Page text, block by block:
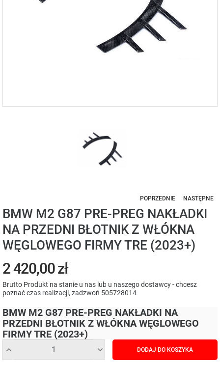
POPRZEDNIE NASTĘPNE
BMW M2 G87 PRE-PREG NAKŁADKI
NA PRZEDNI BŁOTNIK Z WŁÓKNA
WĘGLOWEGO FIRMY TRE (2023+)
2 420,00 zł
Brutto Produkt na stanie u nas lub u naszego dostawcy - chcesz
poznać czas realizacji, zadzwoń 505728014
BMW M2 G87 PRE-PREG NAKŁADKI NA
PRZEDNI BŁOTNIK Z WŁÓKNA WĘGLOWEGO
FIRMY TRE (2023+)
DODAJ DO KOSZYKA